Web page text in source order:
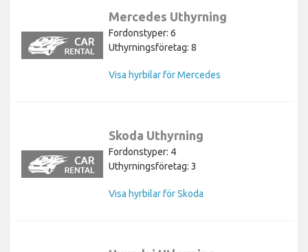
Mercedes Uthyrning
Fordonstyper: 6
Uthyrningsföretag: 8
Visa hyrbilar för Mercedes
Skoda Uthyrning
Fordonstyper: 4
Uthyrningsföretag: 3
Visa hyrbilar för Skoda